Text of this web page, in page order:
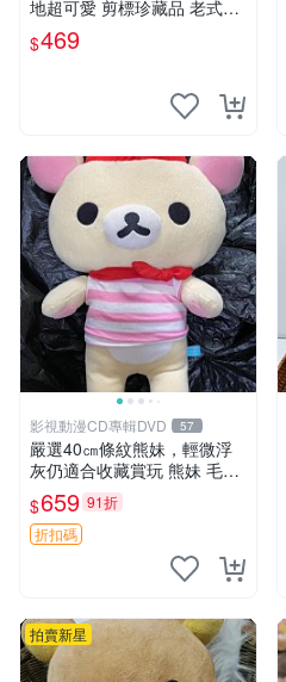
地超可愛 剪標珍藏品 老式毛
巾質地 安撫熊 款式
$469
影視動漫CD專輯DVD 57
嚴選40㎝條紋熊妹，輕微浮
灰仍適合收藏賞玩 熊妹 毛絨
玩具 浮雕熊
$659 91折
折扣碼
拍賣新星